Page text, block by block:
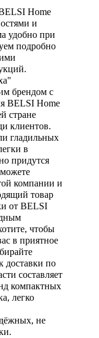
Home
и
удобно при
подробно
брендом с
BELSI Home
стране
клиентов.
гладильных
в
придутся
компании и
товар
от BELSI
чтобы
в приятное
доставки по
составляет
компактных
легко
не